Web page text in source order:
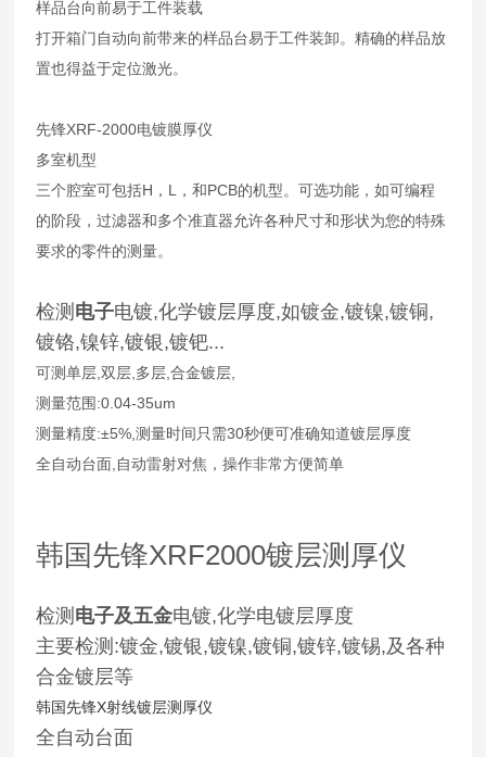
样品台向前易于工件装载
打开箱门自动向前带来的样品台易于工件装卸。精确的样品放
置也得益于定位激光。
先锋XRF-2000电镀膜厚仪
多室机型
三个腔室可包括H，L，和PCB的机型。可选功能，如可编程
的阶段，过滤器和多个准直器允许各种尺寸和形状为您的特殊
要求的零件的测量。
检测 电子电镀,化学镀层厚度,如镀金,镀镍,镀铜,
镀铬,镍锌,镀银,镀钯...
可测单层,双层,多层,合金镀层,
测量范围:0.04-35um
测量精度:±5%,测量时间只需30秒便可准确知道镀层厚度
全自动台面,自动雷射对焦，操作非常方便简单
韩国先锋XRF2000镀层测厚仪
检测 电子及五金电镀,化学电镀层厚度
主要检测:镀金,镀银,镀镍,镀铜,镀锌,镀锡,及各种
合金镀层等
韩国先锋X射线镀层测厚仪
全自动台面